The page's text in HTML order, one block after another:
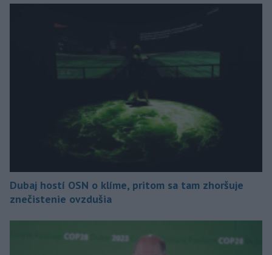
Dubaj hostí OSN o klíme, pritom sa tam zhoršuje
znečistenie ovzdušia